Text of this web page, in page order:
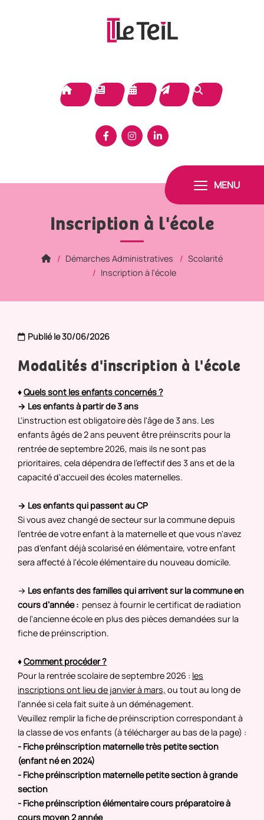
MENU
Inscription à l'école
Démarches Administratives
Scolarité
Inscription à l'école
Publié le 30/06/2026
Modalités d'inscription à l'école
♦Quels sont les enfants concernés ?
→ Les enfants à partir de 3 ans
L'instruction est obligatoire dès l'âge de 3 ans. Les
enfants âgés de 2 ans peuvent être préinscrits pour la
rentrée de septembre 2026, mais ils ne sont pas
prioritaires, cela dépendra de l'effectif des 3 ans et de la
capacité d'accueil des écoles maternelles.
→ Les enfants qui passent au CP
Si vous avez changé de secteur sur la commune depuis
l'entrée de votre enfant à la maternelle et que vous n'avez
pas d'enfant déjà scolarisé en élémentaire, votre enfant
sera affecté à l'école élémentaire du nouveau domicile.
→ Les enfants desfamilles qui arrivent sur la commune en
cours d’année : pensez à fournir le certificat de radiation
de l'ancienne école en plus des pièces demandées sur la
fiche de préinscription.
♦Comment procéder ?
Pour la rentrée scolaire de septembre 2026 : les
inscriptions ont lieu de janvier à mars, ou tout au long de
l'année si cela fait suite à un déménagement.
Veuillez remplir la fiche de préinscription correspondant à
la classe de vos enfants (à télécharger au bas de la page) :
- Fiche préinscription maternelle très petite section
(enfant né en 2024)
- Fiche préinscription maternelle petite section à grande
section
- Fiche préinscription élémentaire cours préparatoire à
cours moyen 2 année